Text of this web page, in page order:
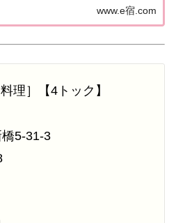
めました。ミシュラン東京2024「日本料理
」「ミシュランガイド東京202...
www.e宿.com
料理］【4トック】
5-31-3